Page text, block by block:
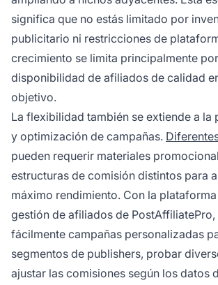
significa que no estás limitado por
publicitario ni restricciones de
crecimiento se limita principalmente
disponibilidad de afiliados de calidad
objetivo.
La flexibilidad también se extiende a la
y optimización de campañas.
pueden requerir materiales
estructuras de comisión distintos para
máximo rendimiento. Con la
gestión de afiliados de
fácilmente campañas personalizadas
segmentos de publishers, probar
ajustar las comisiones según los datos